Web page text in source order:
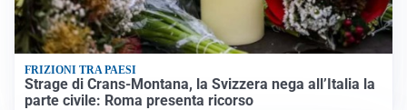
FRIZIONI TRA PAESI
Strage di Crans-Montana, la Svizzera nega all’Italia la
parte civile: Roma presenta ricorso